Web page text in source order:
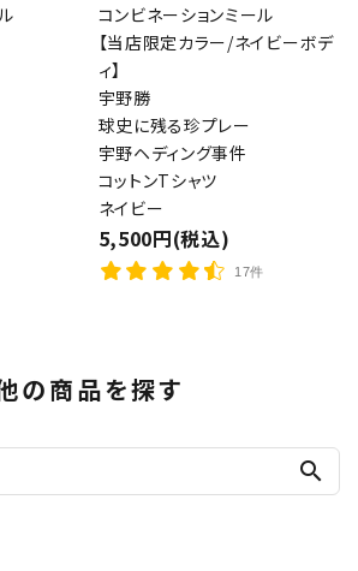
コンビネーションミール
【当店限定カラー/ネイビーボデ
ィ】
宇野勝
球史に残る珍プレー
宇野ヘディング事件
コットンTシャツ
ネイビー
5,500円(税込)
17件
の商品を探す
search